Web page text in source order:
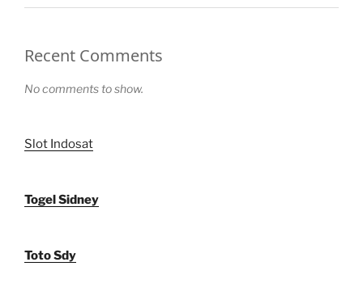
Recent Comments
No comments to show.
Slot Indosat
Togel Sidney
Toto Sdy